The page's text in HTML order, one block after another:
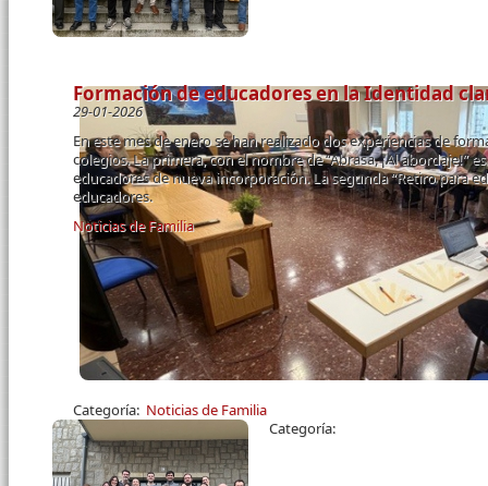
Categoría: Noticias de Familia
Formación de educadores en la Identidad
29-01-2026
En este mes de enero se han realizado dos experiencias de
colegios. La primera, con el nombre de “Abrasa, ¡Al abordaje!”
educadores de nueva incorporación. La segunda “Retiro para
educadores.
Categoría:
Noticias de Familia
Páginas